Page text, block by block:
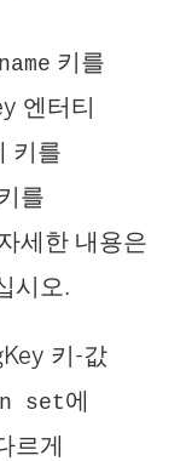
키를
엔터티
키를
를
세한 내용은
시오.
키-값
set에
르게